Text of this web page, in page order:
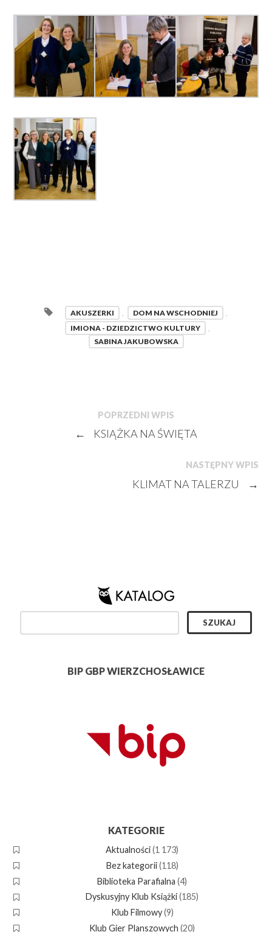
AKUSZERKI , DOM NA WSCHODNIEJ
,
IMIONA - DZIEDZICTWO KULTURY
,
SABINA JAKUBOWSKA
POPRZEDNI WPIS
← KSIĄŻKA NA ŚWIĘTA
NASTĘPNY WPIS
KLIMAT NA TALERZU →
BIP GBP WIERZCHOSŁAWICE
KATEGORIE
Aktualności(1 173)
Bez kategorii(118)
Biblioteka Parafialna (4)
Dyskusyjny Klub Książki(185)
Klub Filmowy(9)
Klub Gier Planszowych (20)